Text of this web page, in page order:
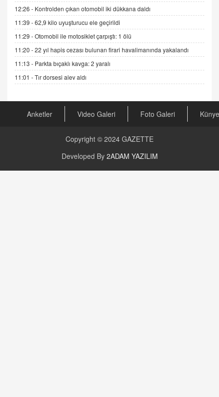
GÖNÜL MENEKŞE
Şifacının Yolu
04.11.2025 12:56
AV. RÜMEYSA ÖZKALE
Kira Uyuşmazlıklarında Dava Açmadan Önce
Arabulucuya Başvuru Şartı
CAN UĞURATEŞ
Değişen yapısıyla Suriye
16.12.2024 14:16
GÜNLÜK BURÇ YORUMU
Günlük Burç Yorumu | 22 Kasım 2024: Koç,
12:26 - Kontrolden çıkan otomobil iki dükkana daldı
11:39 -62,9 kilo uyuşturucu ele geçirildi
11:29 -Otomobil ile motosiklet çarpıştı: 1 ölü
11:20 -22 yıl hapis cezası bulunan firari havalimanında yakalandı
11:13 - Parkta bıçaklı kavga: 2 yaralı
11:01 -Tır dorsesi alev aldı
Anketler Video Galeri Foto Galeri Künye
Copyright © 2024 GAZETTE
Developed By 2ADAM YAZILIM